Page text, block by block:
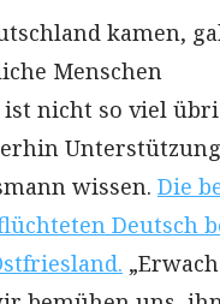
kamen,
Menschen
nicht so viel
wissen. Die
Deutsch